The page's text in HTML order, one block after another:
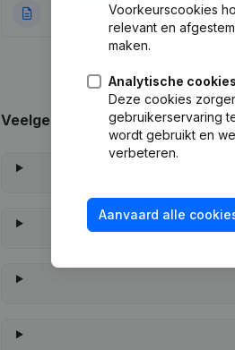
08-07-2022
Veelgestelde vragen
Voorkeurscookies
relevant en
maken.
Analytische cookies
Deze cookies
gebruikerservaring
wordt gebruikt en
verbeteren.
Aanvaard alle